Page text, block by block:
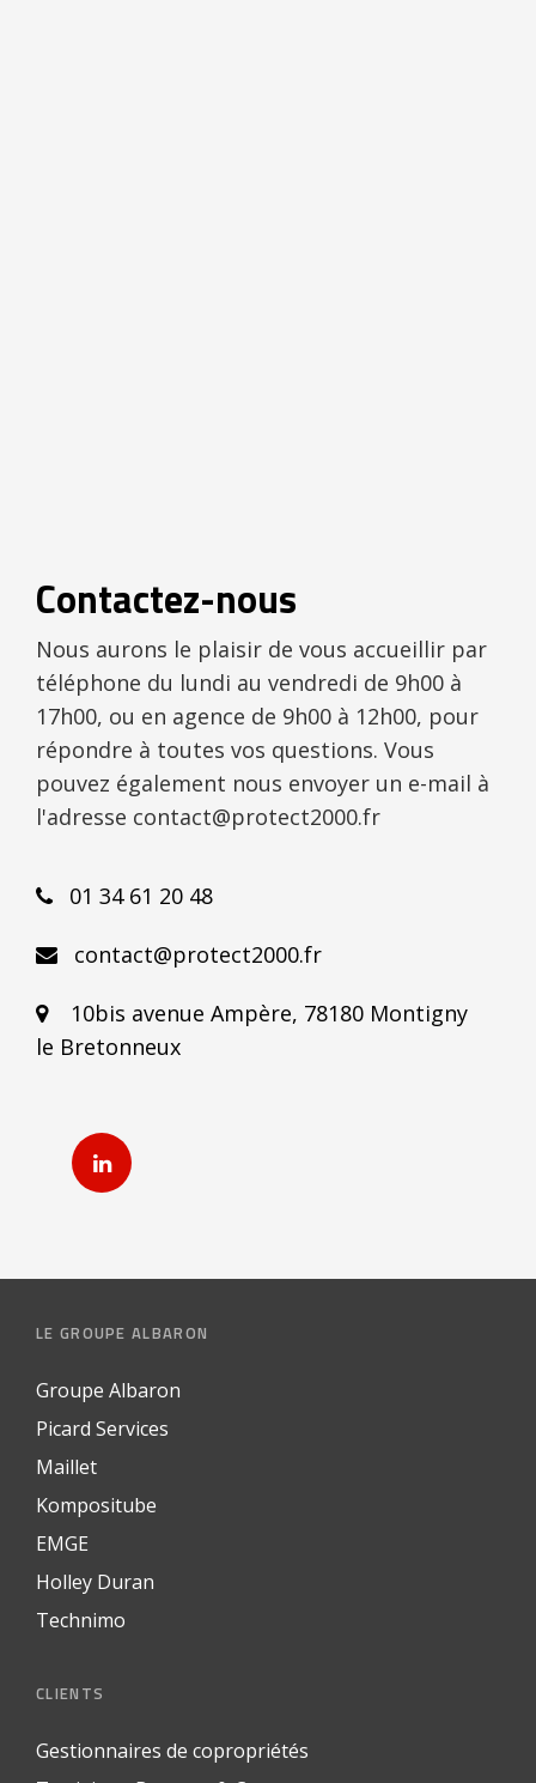
Contactez-nous
Nous aurons le plaisir de vous accueillir par
téléphone du lundi au vendredi de 9h00 à
17h00, ou en agence de 9h00 à 12h00, pour
répondre à toutes vos questions. Vous
pouvez également nous envoyer un e-mail à
l'adresse contact@protect2000.fr
01 34 61 20 48
contact@protect2000.fr
10bis avenue Ampère, 78180 Montigny
le Bretonneux
Linkedin
LE GROUPE ALBARON
Groupe Albaron
Picard Services
Maillet
Kompositube
EMGE
Holley Duran
Technimo
CLIENTS
Gestionnaires de copropriétés